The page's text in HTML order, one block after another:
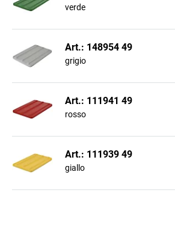
verde
Art.: 148954 49
grigio
Art.: 111941 49
rosso
Art.: 111939 49
giallo